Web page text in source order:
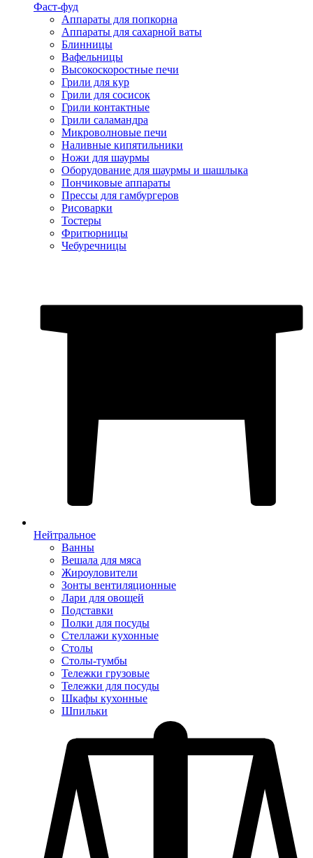
Фаст-фуд
Аппараты для попкорна
Аппараты для сахарной ваты
Блинницы
Вафельницы
Высокоскоростные печи
Грили для кур
Грили для сосисок
Грили контактные
Грили саламандра
Микроволновые печи
Наливные кипятильники
Ножи для шаурмы
Оборудование для шаурмы и шашлыка
Пончиковые аппараты
Прессы для гамбургеров
Рисоварки
Тостеры
Фритюрницы
Чебуречницы
Нейтральное
Ванны
Вешала для мяса
Жироуловители
Зонты вентиляционные
Лари для овощей
Подставки
Полки для посуды
Стеллажи кухонные
Столы
Столы-тумбы
Тележки грузовые
Тележки для посуды
Шкафы кухонные
Шпильки